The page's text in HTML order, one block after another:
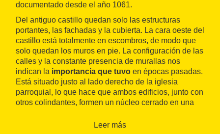
documentado desde el año 1061.
Del antiguo castillo quedan solo las estructuras
portantes, las fachadas y la cubierta. La cara oeste del
castillo está totalmente en escombros, de modo que
solo quedan los muros en pie. La configuración de las
calles y la constante presencia de murallas nos
indican la importancia que tuvo en épocas pasadas.
Está situado justo al lado derecho de la iglesia
parroquial, lo que hace que ambos edificios, junto con
otros colindantes, formen un núcleo cerrado en una
Leer más